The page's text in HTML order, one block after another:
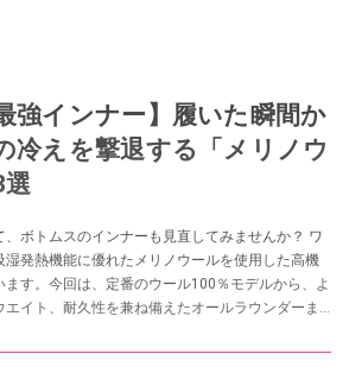
強インナー】履いた瞬間か
冷えを撃退する「メリノウ
ボトムスのインナーも見直してみませんか？ ワ
湿発熱機能に優れたメリノウールを使用した高機
す。今回は、定番のウール100％モデルから、よ
イト、耐久性を兼ね備えたオールラウンダーま